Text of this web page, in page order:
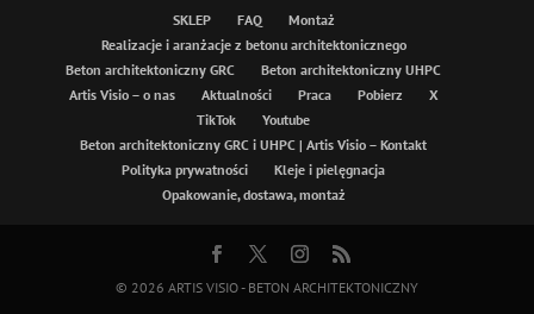
SKLEP FAQ
Montaż
Realizacje i aranżacje z betonu architektonicznego
Beton architektoniczny GRC
Beton architektoniczny UHPC
Artis Visio – o nas
Aktualności Praca Pobierz
X
TikTok
Youtube
Beton architektoniczny GRC i UHPC | Artis Visio – Kontakt
Polityka prywatności
Kleje i pielęgnacja
Opakowanie, dostawa, montaż
© 2026 ARTIS VISIO - BETON ARCHITEKTONICZNY